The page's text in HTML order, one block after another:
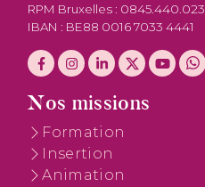
RPM Bruxelles : 0845.440.023
IBAN : BE88 0016 7033 4441
Nos missions
Formation
Insertion
Animation